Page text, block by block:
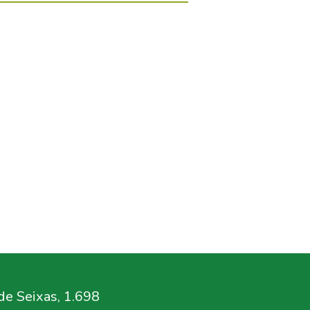
Seixas, 1.698